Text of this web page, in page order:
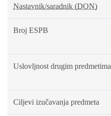
Nastavnik/saradnik (DON)
Broj ESPB
Uslovljnost drugim predmetima
Ciljevi izučavanja predmeta